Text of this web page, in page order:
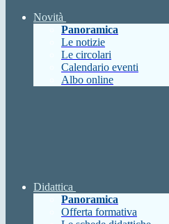
Novità
Panoramica
Le notizie
Le circolari
Calendario eventi
Albo online
Didattica
Panoramica
Offerta formativa